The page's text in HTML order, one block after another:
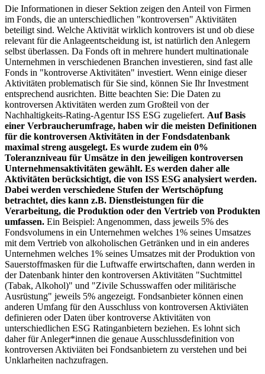
Die Informationen in dieser Sektion zeigen den Anteil von Firmen
im Fonds, die an unterschiedlichen "kontroversen" Aktivitäten
beteiligt sind. Welche Aktivität wirklich kontrovers ist und ob diese
relevant für die Anlageentscheidung ist, ist natürlich den Anlegern
selbst überlassen. Da Fonds oft in mehrere hundert multinationale
Unternehmen in verschiedenen Branchen investieren, sind fast alle
Fonds in "kontroverse Aktivitäten" investiert. Wenn einige dieser
Aktivitäten problematisch für Sie sind, können Sie Ihr Investment
entsprechend ausrichten. Bitte beachten Sie: Die Daten zu
kontroversen Aktivitäten werden zum Großteil von der
Nachhaltigkeits-Rating-Agentur ISS ESG zugeliefert. Auf Basis
einer Verbraucherumfrage, haben wir die meisten Definitionen
für die kontroversen Aktivitäten in der Fondsdatenbank
maximal streng ausgelegt. Es wurde zudem ein 0%
Toleranzniveau für Umsätze in den jeweiligen kontroversen
Unternehmensaktivitäten gewählt. Es werden daher alle
Aktivitäten berücksichtigt, die von ISS ESG analysiert werden.
Dabei werden verschiedene Stufen der Wertschöpfung
betrachtet, dies kann z.B. Dienstleistungen für die
Verarbeitung, die Produktion oder den Vertrieb von Produkten
umfassen. Ein Beispiel: Angenommen, dass jeweils 5% des
Fondsvolumens in ein Unternehmen welches 1% seines Umsatzes
mit dem Vertrieb von alkoholischen Getränken und in ein anderes
Unternehmen welches 1% seines Umsatzes mit der Produktion von
Sauerstoffmasken für die Luftwaffe erwirtschaften, dann werden in
der Datenbank hinter den kontroversen Aktivitäten "Suchtmittel
(Tabak, Alkohol)" und "Zivile Schusswaffen oder militärische
Ausrüstung" jeweils 5% angezeigt. Fondsanbieter können einen
anderen Umfang für den Ausschluss von kontroversen Aktiviäten
definieren oder Daten über kontroverse Aktivitäten von
unterschiedlichen ESG Ratinganbietern beziehen. Es lohnt sich
daher für Anleger*innen die genaue Ausschlussdefinition von
kontroversen Aktiviäten bei Fondsanbietern zu verstehen und bei
Unklarheiten nachzufragen.